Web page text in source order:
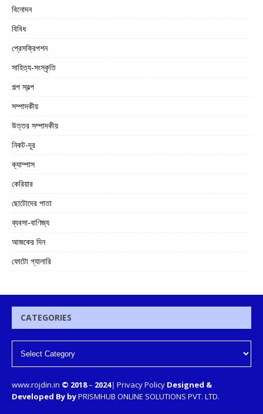
বিনোদন
বিবিধ
প্রেসক্রিপশন
সাহিত্য-সংস্কৃতি
গল্প স্বল্প
সম্পাদকীয়
উত্তর সম্পাদকীয়
নিকট-দূর
ক্যাম্পাস
কেরিয়ার
ছোটোদের পাতা
ব্যবসা-বাণিজ্য
আজকের দিন
ফোটো গ্যালারি
CATEGORIES
www.rojdin.in © 2018– 2024| Privacy Policy Designed &
Developed By byPRISMHUB ONLINE SOLUTIONS PVT. LTD.